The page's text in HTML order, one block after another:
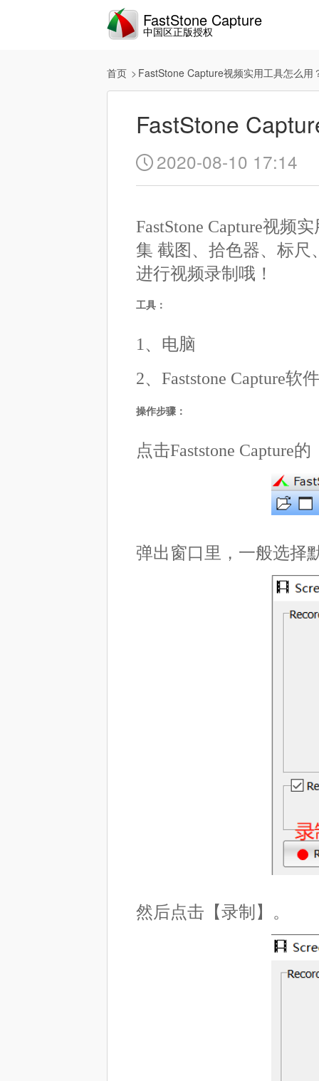
FastStone Capture
中国区正版授权
首页 FastStone Capture视频实用工具怎么用
FastStone
 2020-08-10 17:14
FastStone Capture视频
集 截图、拾色器、标
进行视频录制哦！
工具：
1、电脑
2、Faststone Capture软
操作步骤：
点击Faststone Capture
弹出窗口里，一般选择
然后点击【录制】。